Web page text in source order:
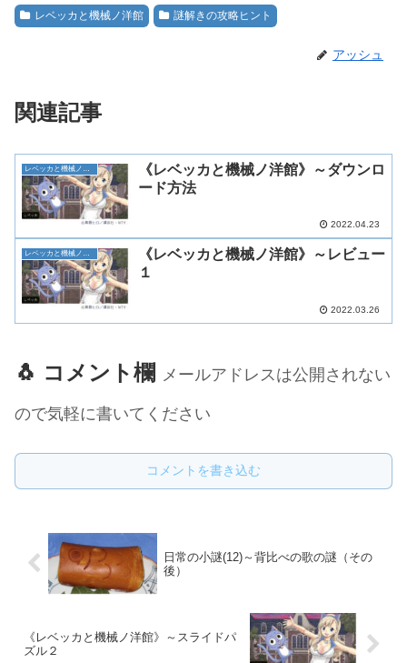
レベッカと機械ノ洋館 謎解きの攻略ヒント
アッシュ
関連記事
レベッカと機械ノ洋館
《レベッカと機械ノ洋館》～ダウンロ
ード方法
2022.04.23
レベッカと機械ノ洋館
《レベッカと機械ノ洋館》～レビュー
１
2022.03.26
🐧 コメント欄 メールアドレスは公開されない
ので気軽に書いてください
コメントを書き込む
日常の小謎(12)～背比べの歌の謎（その
後）
《レベッカと機械ノ洋館》～スライドパ
ズル２